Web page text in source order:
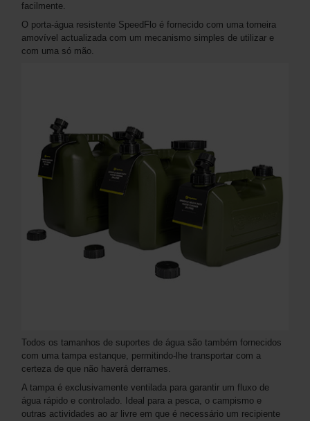
facilmente.
O porta-água resistente SpeedFlo é fornecido com uma torneira
amovível actualizada com um mecanismo simples de utilizar e
com uma só mão.
Todos os tamanhos de suportes de água são também fornecidos
com uma tampa estanque, permitindo-lhe transportar com a
certeza de que não haverá derrames.
A tampa é exclusivamente ventilada para garantir um fluxo de
água rápido e controlado. Ideal para a pesca, o campismo e
outras actividades ao ar livre em que é necessário um recipiente